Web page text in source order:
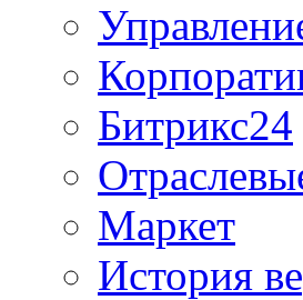
Битрикс24
Маркет
История